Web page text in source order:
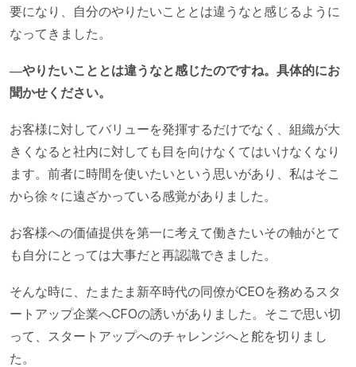
要になり、自分のやりたいこととは違うなと感じるように
なってきました。
―やりたいこととは違うなと感じたのですね。具体的にお
聞かせください。
お客様に対してバリューを発揮するだけでなく、組織が大
きくなると社内に対しても目を向けなくてはいけなくなり
ます。前者に時間を使いたいという思いがあり、私はそこ
から徐々に遠ざかっている感覚がありました。
お客様への価値提供を第一に考えて働きたいその軸がとて
も自分にとっては大事だと再認識できました。
そんな時に、たまたま新卒時代の同僚がCEOを務めるスタ
ートアップ企業へCFOの誘いがありました。そこで思い切
って、スタートアップへのチャレンジへと舵を切りまし
た。